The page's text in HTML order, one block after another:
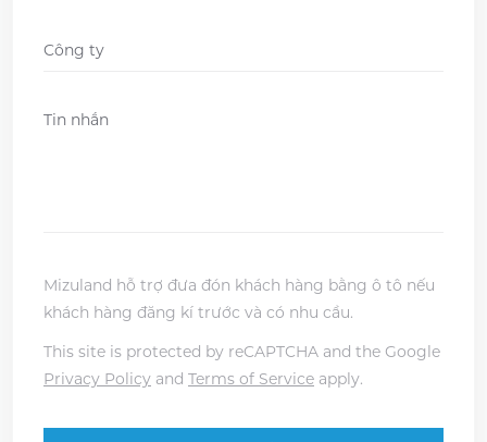
YYYY
Company
Message
Mizuland hỗ trợ đưa đón khách hàng bằng ô tô nếu
khách hàng đăng kí trước và có nhu cầu.
This site is protected by reCAPTCHA and the Google
Privacy Policy and Terms of Service apply.